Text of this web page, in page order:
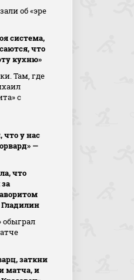
об «эре
система,
что
кухню»
Там, где
с
что у нас
—
что
обыграл
заткни
матча, и